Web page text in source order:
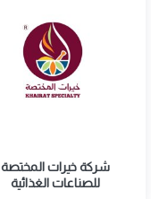
شركة خیرات المختصة
للصناعات الغذائیة